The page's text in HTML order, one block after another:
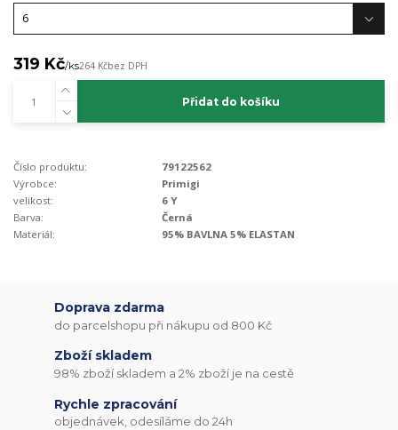
319 Kč/ks264 Kčbez DPH
Přidat do košíku
Číslo produktu:
79122562
Výrobce:
Primigi
velikost:
6 Y
Barva:
Černá
Materiál:
95% BAVLNA 5% ELASTAN
Doprava zdarma
do parcelshopu při nákupu od 800 Kč
Zboží skladem
98% zboží skladem a 2% zboží je na cestě
Rychle zpracování
objednávek, odesíláme do 24h